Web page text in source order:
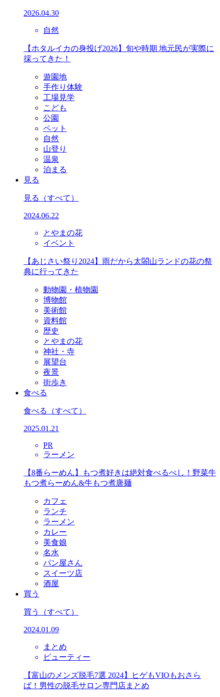
2026.04.30
自然
【ホタルイカの身投げ2026】旬や時期 地元民が実際に
採ってきた！
遊園地
手作り体験
工場見学
こども
公園
ペット
自然
山登り
温泉
泊まる
見る
見る （すべて）
2024.06.22
とやまの花
イベント
【あじさい祭り2024】雨だから太閤山ランドの花の祭
典に行ってきた
動物園・植物園
博物館
美術館
資料館
歴史
とやまの花
神社・寺
展望台
夜景
街歩き
食べる
食べる （すべて）
2025.01.21
PR
ラーメン
【8番らーめん】もつ煮好きは絶対食べるべし！野菜牛
もつ煮らーめん&牛もつ煮唐麺
カフェ
ランチ
ラーメン
カレー
美食娘
名水
パン屋さん
スイーツ店
酒屋
買う
買う （すべて）
2024.01.09
まとめ
ビューティー
【富山のメンズ脱毛7選 2024】ヒゲもVIOもおさら
ば！男性の脱毛サロン専門店まとめ